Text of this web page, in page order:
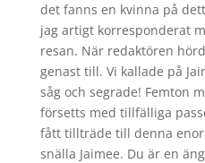
det fanns en kvinna på
jag artigt korresponderat
resan. När redaktören
genast till. Vi kallade på
såg och segrade! Femton
försetts med tillfälliga
fått tillträde till denna
snälla Jaimee. Du är en